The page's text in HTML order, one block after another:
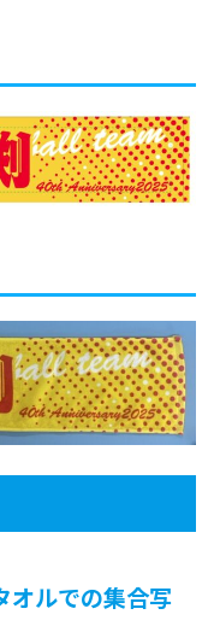
オルでの集合写